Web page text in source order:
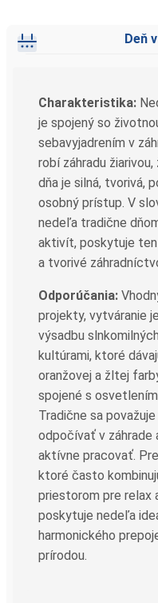
Deň
Charakteristika:
je spojený so
sebavyjadrením v
robí záhradu
dňa je silná, tvorivá,
osobný prístup. V
nedeľa tradične
aktivít, poskytuje
a tvorivé
Odporúčania:
projekty, vytváranie
výsadbu
kultúrami, ktoré
oranžovej a žltej
spojené s
Tradične sa
odpočívať v záhrade
aktívne pracovať.
ktoré často
priestorom pre relax
poskytuje nedeľa
harmonického
prírodou.